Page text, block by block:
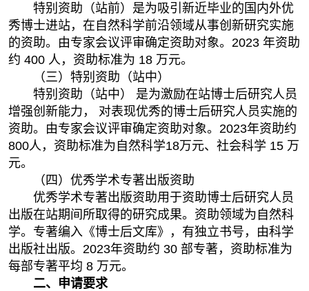
特别资助（站前）是为吸引新近毕业的国内外优
秀博士进站，在自然科学前沿领域从事创新研究实施
的资助。由专家会议评审确定资助对象。2023 年资助
约 400 人，资助标准为 18 万元。
（三）特别资助（站中）
特别资助（站中） 是为激励在站博士后研究人员
增强创新能力， 对表现优秀的博士后研究人员实施的
资助。由专家会议评审确定资助对象。2023年资助约
800人，资助标准为自然科学18万元、社会科学 15 万
元。
（四）优秀学术专著出版资助
优秀学术专著出版资助用于资助博士后研究人员
出版在站期间所取得的研究成果。资助领域为自然科
学。专著编入《博士后文库》，有独立书号，由科学
出版社出版。2023年资助约 30 部专著，资助标准为
每部专著平均 8 万元。
二、申请要求